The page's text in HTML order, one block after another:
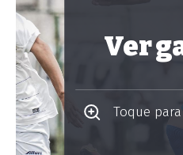
Ver
Toque